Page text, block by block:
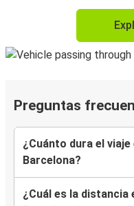
Preguntas
¿Cuánto dura el
Barcelona?
¿Cuál es la distancia